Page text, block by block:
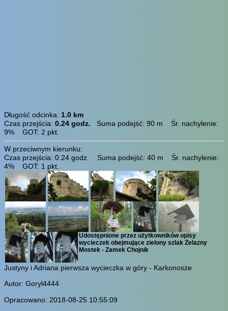
Długość odcinka: 1.0 km
Czas przejścia: 0.24 godz. Suma podejść: 90 m Śr. nachylenie:
9% GOT: 2 pkt.
W przeciwnym kierunku:
Czas przejścia: 0.24 godz. Suma podejść: 40 m Śr. nachylenie:
4% GOT: 1 pkt.
Udostępnione przez użytkowników opisy
wycieczek obejmujące zielony szlak Żelazny
Mostek - Zamek Chojnik
Justyny i Adriana pierwsza wycieczka w góry - Karkonosze
Autor: Goryl4444
Opracowano: 2018-08-25 10:55:09